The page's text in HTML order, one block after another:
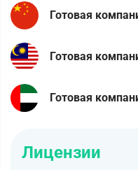
Готовая
Готовая
Готовая
Лицензии